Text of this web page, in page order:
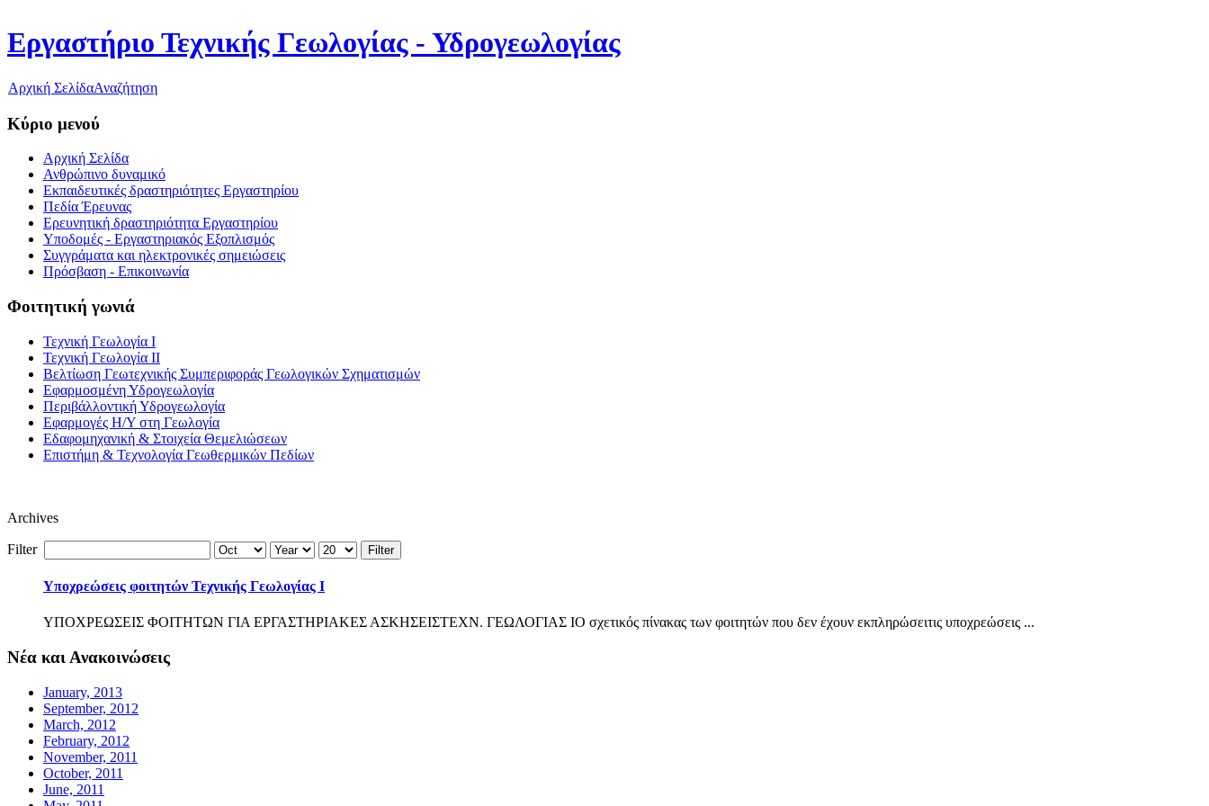
Εργαστήριο Τεχνικής Γεωλογίας - Υδρογεωλογίας
Αρχική ΣελίδαΑναζήτηση
Κύριο μενού
Αρχική Σελίδα
Ανθρώπινο δυναμικό
Εκπαιδευτικές δραστηριότητες Εργαστηρίου
Πεδία Έρευνας
Ερευνητική δραστηριότητα Εργαστηρίου
Υποδομές - Εργαστηριακός Εξοπλισμός
Συγγράματα και ηλεκτρονικές σημειώσεις
Πρόσβαση - Επικοινωνία
Φοιτητική γωνιά
Τεχνική Γεωλογία Ι
Τεχνική Γεωλογία ΙΙ
Βελτίωση Γεωτεχνικής Συμπεριφοράς Γεωλογικών Σχηματισμών
Εφαρμοσμένη Υδρογεωλογία
Περιβάλλοντική Υδρογεωλογία
Εφαρμογές Η/Υ στη Γεωλογία
Εδαφομηχανική & Στοιχεία Θεμελιώσεων
Επιστήμη & Τεχνολογία Γεωθερμικών Πεδίων
Archives
Filter Filter
Υποχρεώσεις φοιτητών Τεχνικής Γεωλογίας Ι
ΥΠΟΧΡΕΩΣΕΙΣ ΦΟΙΤΗΤΩΝ ΓΙΑ ΕΡΓΑΣΤΗΡΙΑΚΕΣ ΑΣΚΗΣΕΙΣΤΕΧΝ. ΓΕΩΛΟΓΙΑΣ ΙΟ σχετικός πίνακας των φοιτητών που δεν έχουν εκπληρώσειτις υποχρεώσεις ...
Νέα και Ανακοινώσεις
January, 2013
September, 2012
March, 2012
February, 2012
November, 2011
October, 2011
June, 2011